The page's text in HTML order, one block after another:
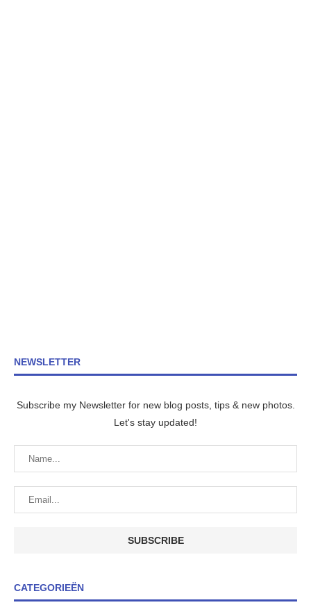
NEWSLETTER
Subscribe my Newsletter for new blog posts, tips & new photos.
Let's stay updated!
CATEGORIEËN